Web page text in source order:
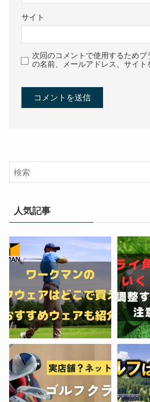
サイト
次回のコメントで使用するためブ
の名前、メールアドレス、サイト
人気記事